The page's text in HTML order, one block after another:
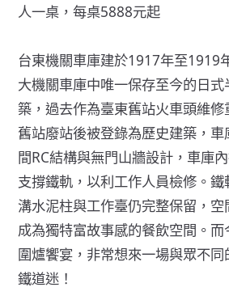
人一桌，每桌5888元起
台東機關車庫建於1917年至1919
大機關車庫中唯一保存至今的日
築，過去作為臺東舊站火車頭維
舊站廢站後被登錄為歷史建築，
間RC結構與無門山牆設計，車庫
支撐鐵軌，以利工作人員檢修。
溝水泥柱與工作臺仍完整保留，空
成為獨特富故事感的餐飲空間。
圍爐饗宴，非常想來一場與眾不
鐵道迷！